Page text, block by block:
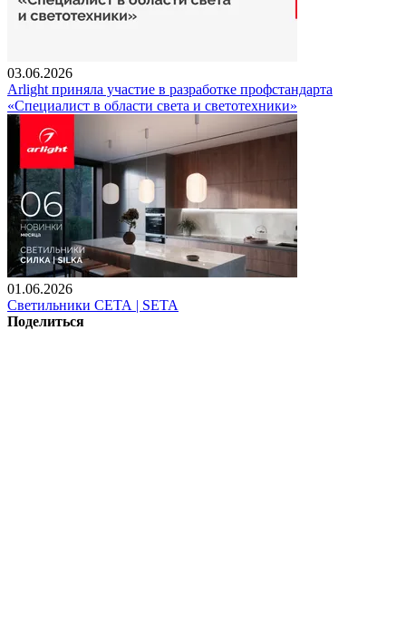
03.06.2026
Arlight приняла участие в разработке профстандарта
«Специалист в области света и светотехники»
01.06.2026
Светильники СЕТА | SETA
Поделиться